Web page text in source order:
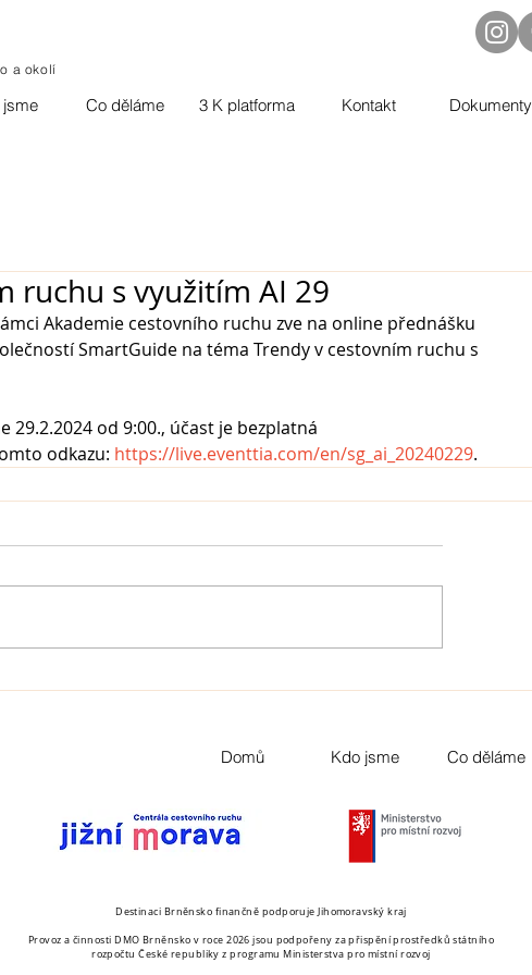
a okolí
Co děláme 3 K platforma Kontakt Dokumenty
ruchu s využitím AI 29
Akademie cestovního ruchu zve na online přednášku
SmartGuide na téma Trendy v cestovním ruchu s
29.2.2024 od 9:00., účast je bezplatná
odkazu: https://live.eventtia.com/en/sg_ai_20240229.
Domů Kdo jsme Co děláme
Destinaci Brněnsko finančně podporuje Jihomoravský kraj
Provoz a činnosti DMO Brněnsko v roce 2026 jsou podpořeny za přispění prostředků státního
rozpočtu České republiky z programu Ministerstva pro místní rozvoj